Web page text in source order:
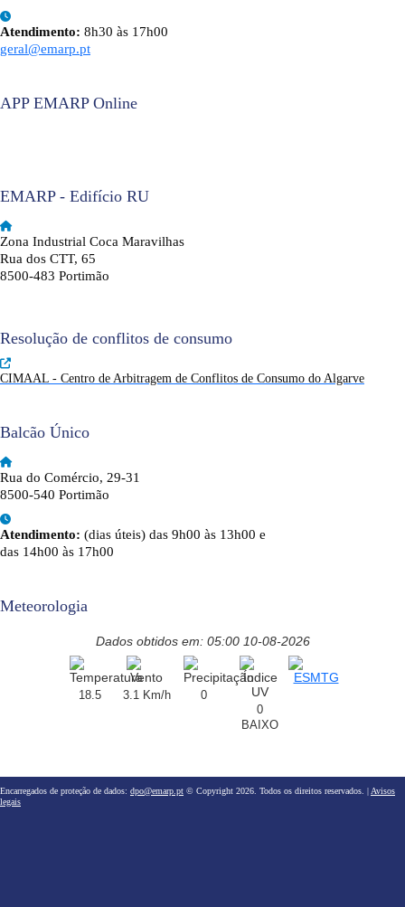
Atendimento: 8h30 às 17h00
geral@emarp.pt
APP EMARP Online
EMARP - Edifício RU
Zona Industrial Coca Maravilhas
Rua dos CTT, 65
8500-483 Portimão
Resolução de conflitos de consumo
CIMAAL - Centro de Arbitragem de Conflitos de Consumo do Algarve
Balcão Único
Rua do Comércio, 29-31
8500-540 Portimão
Atendimento: (dias úteis) das 9h00 às 13h00 e
das 14h00 às 17h00
Meteorologia
Dados obtidos em: 05:00 10-08-2026
18.5 3.1 Km/h
0
0
BAIXO
Encarregados de proteção de dados: dpo@emarp.pt © Copyright 2026. Todos os direitos reservados. | Avisos
legais